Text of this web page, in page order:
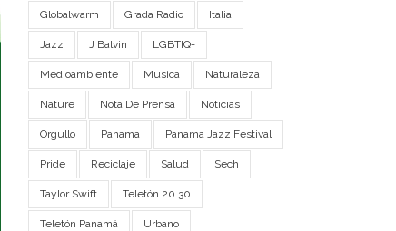
Globalwarm Grada Radio Italia
Jazz J Balvin LGBTIQ+
Medioambiente Musica Naturaleza
Nature Nota De Prensa Noticias
Orgullo Panama Panama Jazz Festival
Pride Reciclaje Salud Sech
Taylor Swift Teletón 20 30
Teletón Panamá Urbano